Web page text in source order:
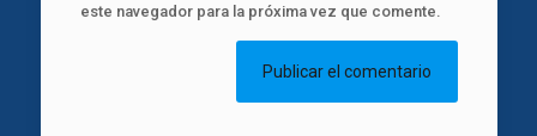
este navegador para la próxima vez que comente.